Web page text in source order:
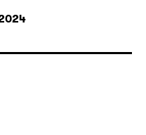
die
von Andrea
Kušej und
beste
Bühnenbildner
Opernwelt